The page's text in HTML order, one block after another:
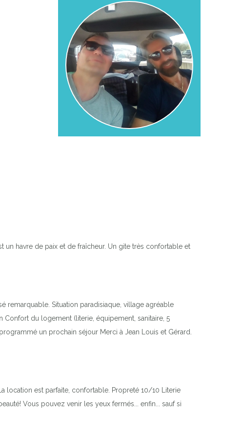
havre de paix et de fraîcheur. Un gite très confortable et
remarquable. Situation paradisiaque, village agréable
du logement (literie, équipement, sanitaire, 5
un prochain séjour Merci à Jean Louis et Gérard.
location est parfaite, confortable. Propreté 10/10 Literie
Vous pouvez venir les yeux fermés... enfin... sauf si